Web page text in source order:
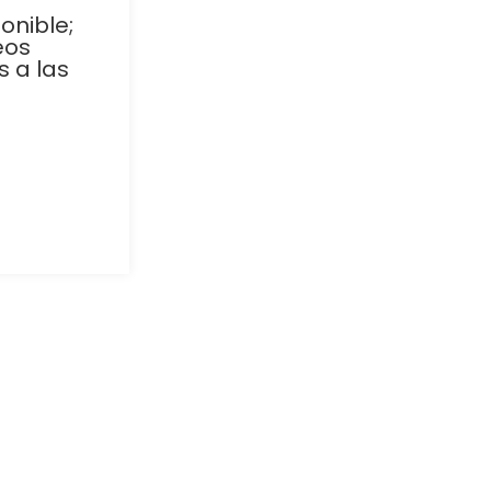
a las